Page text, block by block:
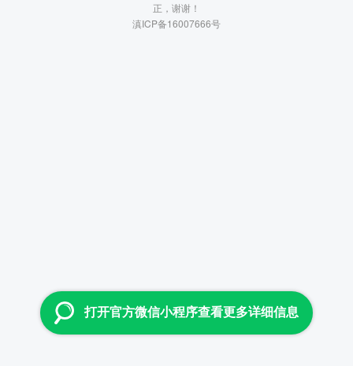
正，谢谢！
滇ICP备16007666号
打开官方微信小程序查看更多详细信息